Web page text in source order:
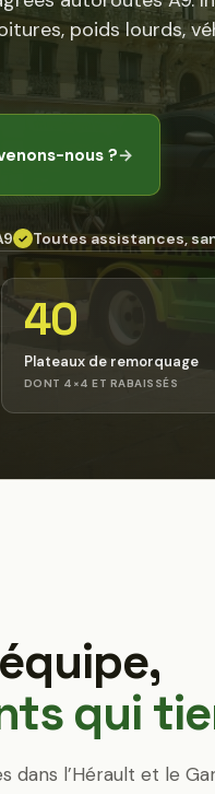
poids lourds,
nous ?→
✓ Toutes assistances,
40
Plateaux de remorquage
DONT 4×4 ET RABAISSÉS
qui
dans l’Hérault et le